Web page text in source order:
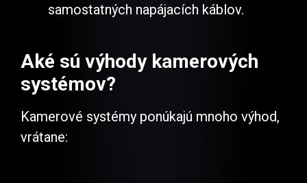
samostatných napájacích káblov.
Aké sú výhody kamerových
systémov?
Kamerové systémy ponúkajú mnoho výhod,
vrátane: